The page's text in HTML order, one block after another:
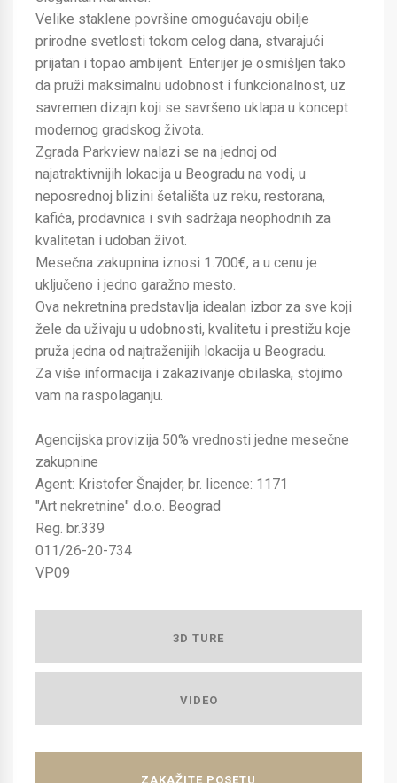
Velike staklene površine omogućavaju obilje
prirodne svetlosti tokom celog dana, stvarajući
prijatan i topao ambijent. Enterijer je osmišljen tako
da pruži maksimalnu udobnost i funkcionalnost, uz
savremen dizajn koji se savršeno uklapa u koncept
modernog gradskog života.
Zgrada Parkview nalazi se na jednoj od
najatraktivnijih lokacija u Beogradu na vodi, u
neposrednoj blizini šetališta uz reku, restorana,
kafića, prodavnica i svih sadržaja neophodnih za
kvalitetan i udoban život.
Mesečna zakupnina iznosi 1.700€, a u cenu je
uključeno i jedno garažno mesto.
Ova nekretnina predstavlja idealan izbor za sve koji
žele da uživaju u udobnosti, kvalitetu i prestižu koje
pruža jedna od najtraženijih lokacija u Beogradu.
Za više informacija i zakazivanje obilaska, stojimo
vam na raspolaganju.
Agencijska provizija 50% vrednosti jedne mesečne
zakupnine
Agent: Kristofer Šnajder, br. licence: 1171
"Art nekretnine" d.o.o. Beograd
Reg. br.339
011/26-20-734
VP09
3D TURE
VIDEO
ZAKAŽITE POSETU